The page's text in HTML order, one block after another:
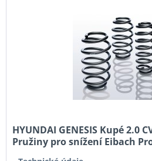
HYUNDAI GENESIS Kupé 2.0
Pružiny pro snížení Eibach